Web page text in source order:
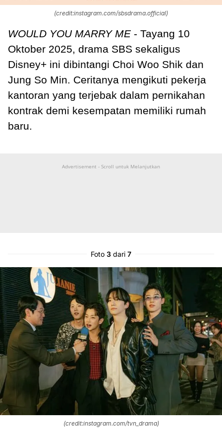
(credit:instagram.com/sbsdrama.official)
WOULD YOU MARRY ME- Tayang 10
Oktober 2025, drama SBS sekaligus
Disney+ ini dibintangi Choi Woo Shik dan
Jung So Min. Ceritanya mengikuti pekerja
kantoran yang terjebak dalam pernikahan
kontrak demi kesempatan memiliki rumah
baru.
Advertisement - Scroll untuk Melanjutkan
Foto 3 dari 7
(credit:instagram.com/tvn_drama)